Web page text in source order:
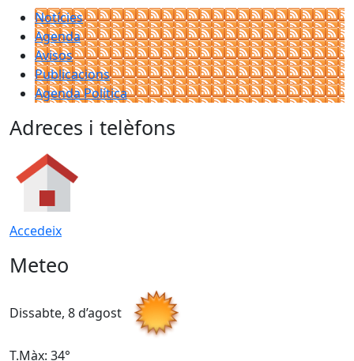
Notícies
Agenda
Avisos
Publicacions
Agenda Política
Adreces i telèfons
Accedeix
Meteo
Dissabte, 8 d’agost
T.Màx: 34°